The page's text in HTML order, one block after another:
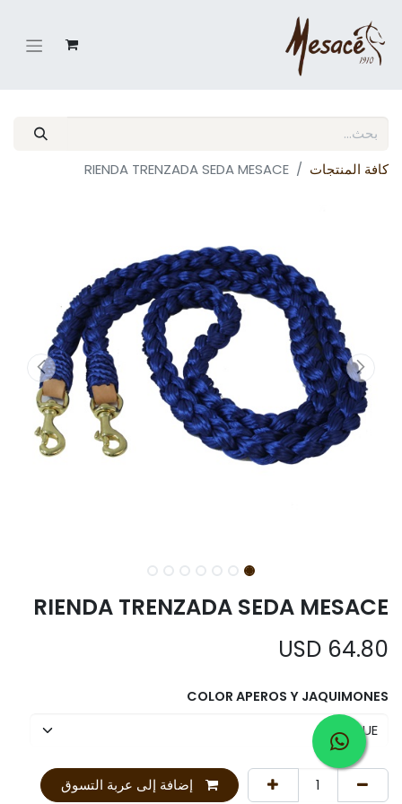
كافة المنتجات RIENDA TRENZADA SEDA MESACE
RIENDA TRENZADA SEDA MESACE
USD 64.80
COLOR APEROS Y JAQUIMONES
إضافة إلى عربة التسوق